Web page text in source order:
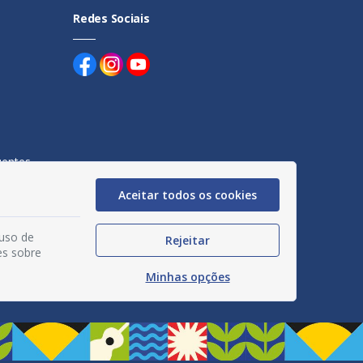
Redes Sociais
de
sobre
Aceitar todos os cookies
Rejeitar
Minhas opções